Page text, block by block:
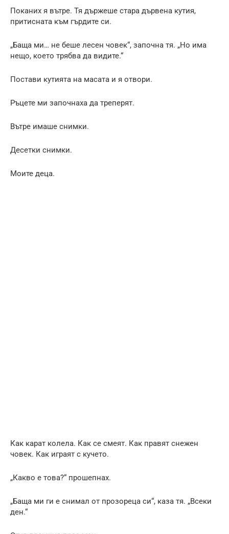
Поканих я вътре. Тя държеше стара дървена кутия,
притисната към гърдите си.
„Баща ми… не беше лесен човек“, започна тя. „Но има
нещо, което трябва да видите.“
Постави кутията на масата и я отвори.
Ръцете ми започнаха да треперят.
Вътре имаше снимки.
Десетки снимки.
Моите деца.
Как карат колела. Как се смеят. Как правят снежен
човек. Как играят с кучето.
„Какво е това?“ прошепнах.
„Баща ми ги е снимал от прозореца си“, каза тя. „Всеки
ден.“